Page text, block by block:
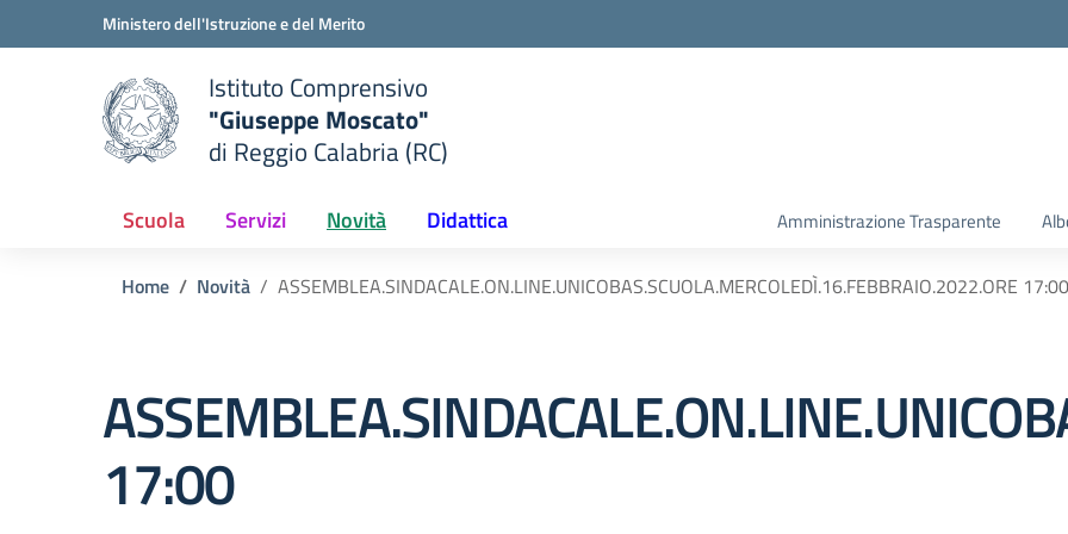
Vai ai contenuti
Vai al menu di navigazioneMinistero dell'Istruzione e del Merito
scuola
Istituto Comprensivo
"Giuseppe Moscato"
di Reggio Calabria (RC)
Scuola Servizi Novità Didattica Amministrazione Trasparente
Home Novità ASSEMBLEA.SINDACALE.ON.LINE.UNICOBAS.SCUOLA.MERCOLEDÌ.16.FEBBRAIO.2022.ORE 17:00
17:00